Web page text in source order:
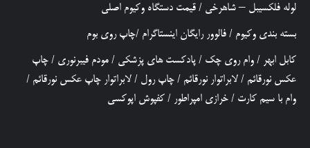
لوله فلکسیبل – شاهرخی / قیمت دستگاه وکیوم اصلی
بسته بندی وکیوم / فالوور رایگان اینستاگرام /چاپ روی بوم
کابل ابهر / وام روی چک / پادکست های پزشکی / مودم فیبرنوری / چاپ
عکس نورقائم / لابراتوار نورقائم / چاپ رول / لابراتوار چاپ عکس نورقائم /
وام با سیم کارت / خرازی امپراطور / کفپوش اپوکسی